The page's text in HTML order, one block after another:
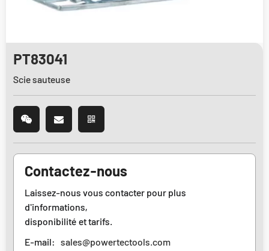
PT83041
Scie sauteuse
Contactez-nous
Laissez-nous vous contacter pour plus
d'informations,
disponibilité et tarifs.
E-mail: sales@powertectools.com